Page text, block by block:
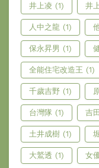
井上凌 (1) 井
人中之龍 (1)
保永昇男 (1)
全能住宅改造王 (1)
千歲吉野 (1)
台灣隊 (1) 吉
土井成樹 (1)
大鷲透 (1) 女